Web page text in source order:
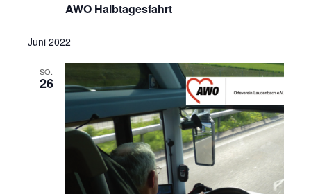
AWO Halbtagesfahrt
Juni 2022
SO.
26